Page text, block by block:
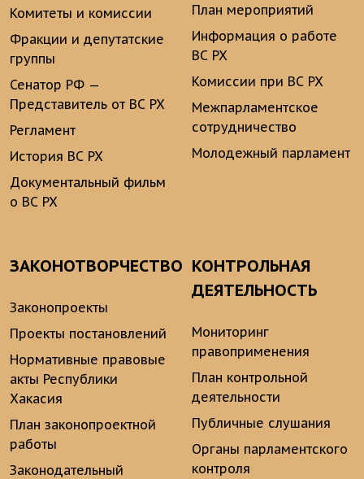
Комитеты и комиссии
Фракции и депутатские
группы
Сенатор РФ —
Представитель от ВС РХ
Регламент
История ВС РХ
Документальный фильм
о ВС РХ
План мероприятий
Информация о работе
ВС РХ
Комиссии при ВС РХ
Межпарламентское
сотрудничество
Молодежный парламент
ЗАКОНОТВОРЧЕСТВО
Законопроекты
Проекты постановлений
Нормативные правовые
акты Республики
Хакасия
План законопроектной
работы
Законодательный
КОНТРОЛЬНАЯ
ДЕЯТЕЛЬНОСТЬ
Мониторинг
правоприменения
План контрольной
деятельности
Публичные слушания
Органы парламентского
контроля